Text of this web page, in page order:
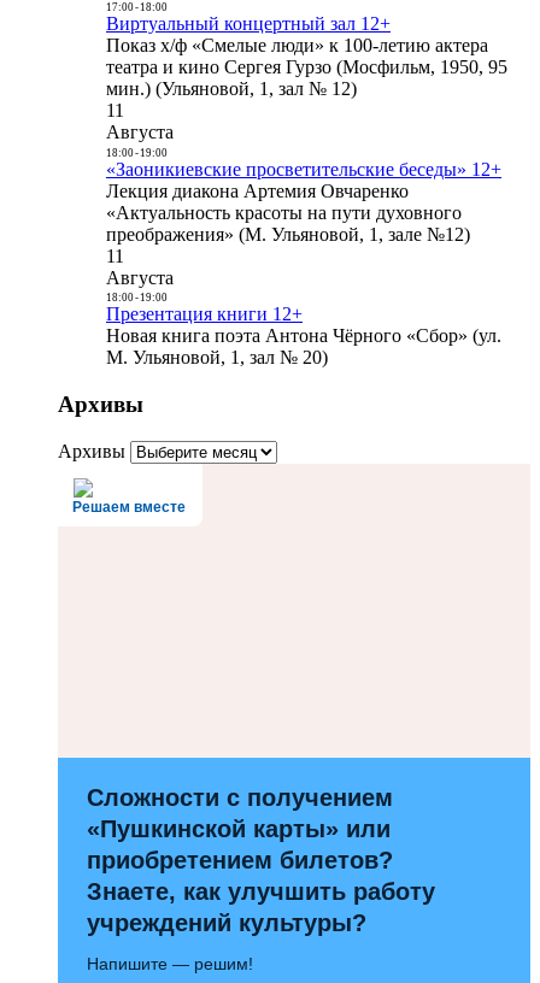
17:00- 18:00
Виртуальный концертный зал 12+
Показ х/ф «Смелые люди» к 100-летию актера
театра и кино Сергея Гурзо (Мосфильм, 1950, 95
мин.) (Ульяновой, 1, зал № 12)
11
Августа
18:00- 19:00
«Заоникиевские просветительские беседы» 12+
Лекция диакона Артемия Овчаренко
«Актуальность красоты на пути духовного
преображения» (М. Ульяновой, 1, зале №12)
11
Августа
18:00- 19:00
Презентация книги 12+
Новая книга поэта Антона Чёрного «Сбор» (ул.
М. Ульяновой, 1, зал № 20)
Архивы
Архивы
Решаем вместе
Сложности с получением
«Пушкинской карты» или
приобретением билетов?
Знаете, как улучшить работу
учреждений культуры?
Напишите — решим!